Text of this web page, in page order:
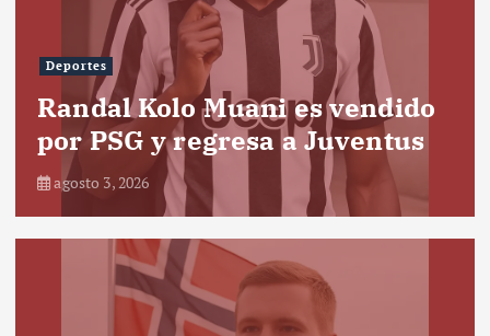
Deportes
Randal Kolo Muani es vendido
por PSG y regresa a Juventus
agosto 3, 2026